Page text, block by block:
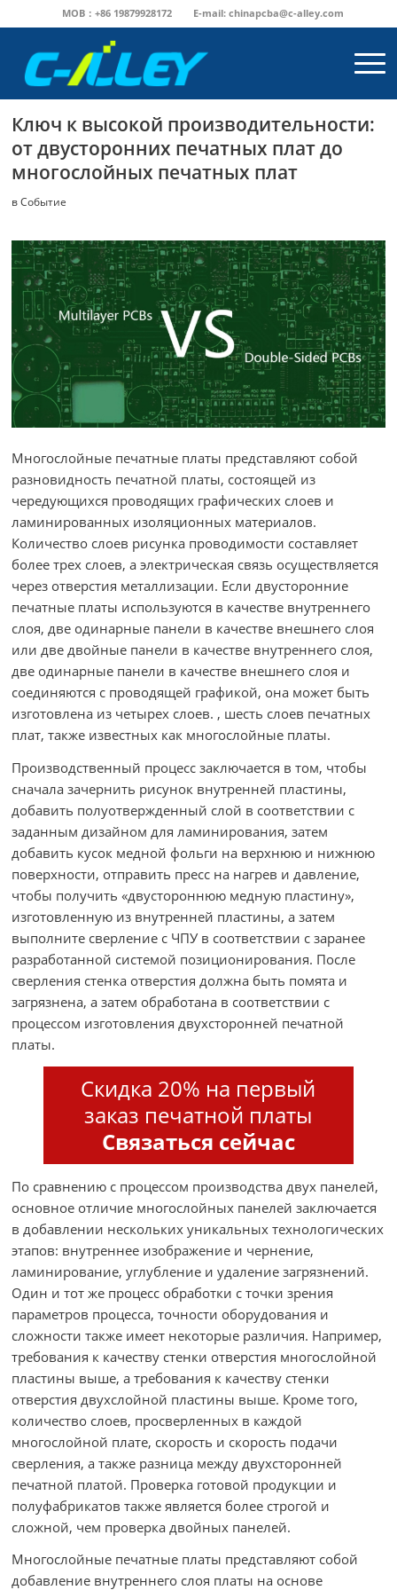
MOB：+86 19879928172 E-mail: chinapcba@c-alley.com
Ключ к высокой производительности:
от двусторонних печатных плат до
многослойных печатных плат
вСобытие
Многослойные печатные платы представляют собой
разновидность печатной платы, состоящей из
чередующихся проводящих графических слоев и
ламинированных изоляционных материалов.
Количество слоев рисунка проводимости составляет
более трех слоев, а электрическая связь осуществляется
через отверстия металлизации. Если двусторонние
печатные платы используются в качестве внутреннего
слоя, две одинарные панели в качестве внешнего слоя
или две двойные панели в качестве внутреннего слоя,
две одинарные панели в качестве внешнего слоя и
соединяются с проводящей графикой, она может быть
изготовлена ​​из четырех слоев. , шесть слоев печатных
плат, также известных как многослойные платы.
Производственный процесс заключается в том, чтобы
сначала зачернить рисунок внутренней пластины,
добавить полуотвержденный слой в соответствии с
заданным дизайном для ламинирования, затем
добавить кусок медной фольги на верхнюю и нижнюю
поверхности, отправить пресс на нагрев и давление,
чтобы получить «двустороннюю медную пластину»,
изготовленную из внутренней пластины, а затем
выполните сверление с ЧПУ в соответствии с заранее
разработанной системой позиционирования. После
сверления стенка отверстия должна быть помята и
загрязнена, а затем обработана в соответствии с
процессом изготовления двухсторонней печатной
платы.
Скидка 20% на первый
заказ печатной платы
Связаться сейчас
По сравнению с процессом производства двух панелей,
основное отличие многослойных панелей заключается
в добавлении нескольких уникальных технологических
этапов: внутреннее изображение и чернение,
ламинирование, углубление и удаление загрязнений.
Один и тот же процесс обработки с точки зрения
параметров процесса, точности оборудования и
сложности также имеет некоторые различия. Например,
требования к качеству стенки отверстия многослойной
пластины выше, а требования к качеству стенки
отверстия двухслойной пластины выше. Кроме того,
количество слоев, просверленных в каждой
многослойной плате, скорость и скорость подачи
сверления, а также разница между двухсторонней
печатной платой. Проверка готовой продукции и
полуфабрикатов также является более строгой и
сложной, чем проверка двойных панелей.
Многослойные печатные платы представляют собой
добавление внутреннего слоя платы на основе